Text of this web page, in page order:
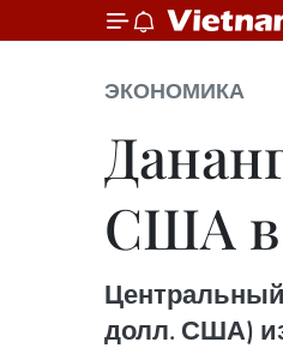
ЭКОНОМИКА
США в
Центральный
долл. США)